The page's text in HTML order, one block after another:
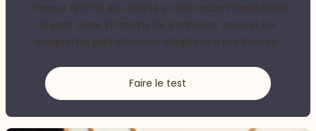
Chaque animal est unique et nos recommandations
le sont aussi. En moins de 2 minutes, trouvez les
croquettes parfaitement adaptées à ses besoins.
Faire le test